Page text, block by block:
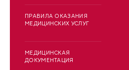
ПРАВИЛА ОКАЗАНИЯ
МЕДИЦИНСКИХ УСЛУГ
МЕДИЦИНСКАЯ
ДОКУМЕНТАЦИЯ